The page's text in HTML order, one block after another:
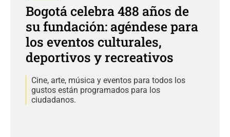
Bogotá celebra 488 años de
su fundación: agéndese para
los eventos culturales,
deportivos y recreativos
Cine, arte, música y eventos para todos los
gustos están programados para los
ciudadanos.